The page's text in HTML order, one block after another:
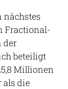
nächstes
Fractional-
der
beteiligt
Millionen
als die